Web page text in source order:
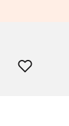
0.
Ulubione